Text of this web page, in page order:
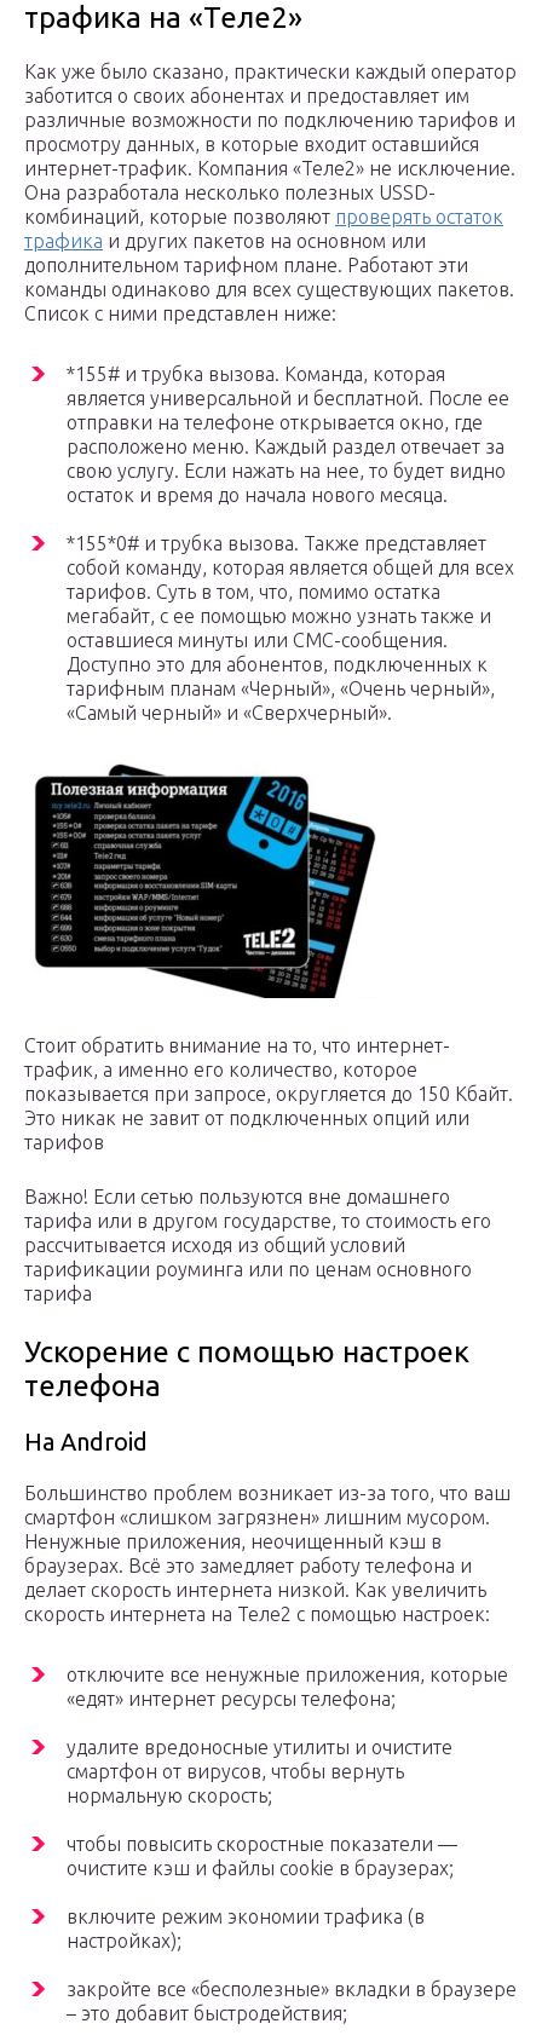
трафика на «Теле2»
Как уже было сказано, практически каждый оператор
заботится о своих абонентах и предоставляет им
различные возможности по подключению тарифов и
просмотру данных, в которые входит оставшийся
интернет-трафик. Компания «Теле2» не исключение.
Она разработала несколько полезных USSD-
комбинаций, которые позволяют проверять остаток
трафика и других пакетов на основном или
дополнительном тарифном плане. Работают эти
команды одинаково для всех существующих пакетов.
Список с ними представлен ниже:
*155# и трубка вызова. Команда, которая
является универсальной и бесплатной. После ее
отправки на телефоне открывается окно, где
расположено меню. Каждый раздел отвечает за
свою услугу. Если нажать на нее, то будет видно
остаток и время до начала нового месяца.
*155*0# и трубка вызова. Также представляет
собой команду, которая является общей для всех
тарифов. Суть в том, что, помимо остатка
мегабайт, с ее помощью можно узнать также и
оставшиеся минуты или СМС-сообщения.
Доступно это для абонентов, подключенных к
тарифным планам «Черный», «Очень черный»,
«Самый черный» и «Сверхчерный».
Стоит обратить внимание на то, что интернет-
трафик, а именно его количество, которое
показывается при запросе, округляется до 150 Кбайт.
Это никак не завит от подключенных опций или
тарифов
Важно! Если сетью пользуются вне домашнего
тарифа или в другом государстве, то стоимость его
рассчитывается исходя из общий условий
тарификации роуминга или по ценам основного
тарифа
Ускорение с помощью настроек
телефона
На Android
Большинство проблем возникает из-за того, что ваш
смартфон «слишком загрязнен» лишним мусором.
Ненужные приложения, неочищенный кэш в
браузерах. Всё это замедляет работу телефона и
делает скорость интернета низкой. Как увеличить
скорость интернета на Теле2 с помощью настроек:
отключите все ненужные приложения, которые
«едят» интернет ресурсы телефона;
удалите вредоносные утилиты и очистите
смартфон от вирусов, чтобы вернуть
нормальную скорость;
чтобы повысить скоростные показатели —
очистите кэш и файлы cookie в браузерах;
включите режим экономии трафика (в
настройках);
закройте все «бесполезные» вкладки в браузере
– это добавит быстродействия;